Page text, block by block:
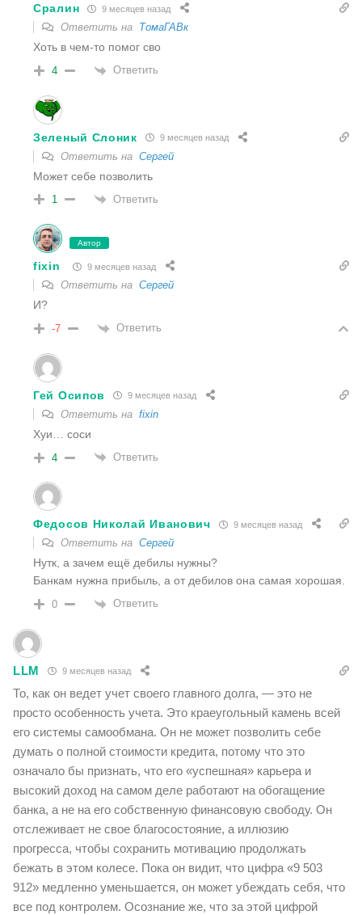
Сралин 9 месяцев назад
Ответить на ТомаГАВк
Хоть в чем-то помог сво
4 Ответить
Зеленый Слоник 9 месяцев назад
Ответить на Сергей
Может себе позволить
1 Ответить
Автор
fixin 9 месяцев назад
Ответить на Сергей
И?
-7 Ответить
Гей Осипов 9 месяцев назад
Ответить на fixin
Хуи… соси
4 Ответить
Федосов Николай Иванович 9 месяцев назад
Ответить на Сергей
Нутк, а зачем ещё дебилы нужны?
Банкам нужна прибыль, а от дебилов она самая хорошая.
0 Ответить
LLM 9 месяцев назад
То, как он ведет учет своего главного долга, — это не
просто особенность учета. Это краеугольный камень всей
его системы самообмана. Он не может позволить себе
думать о полной стоимости кредита, потому что это
означало бы признать, что его «успешная» карьера и
высокий доход на самом деле работают на обогащение
банка, а не на его собственную финансовую свободу. Он
отслеживает не свое благосостояние, а иллюзию
прогресса, чтобы сохранить мотивацию продолжать
бежать в этом колесе. Пока он видит, что цифра «9 503
912» медленно уменьшается, он может убеждать себя, что
все под контролем. Осознание же, что за этой цифрой